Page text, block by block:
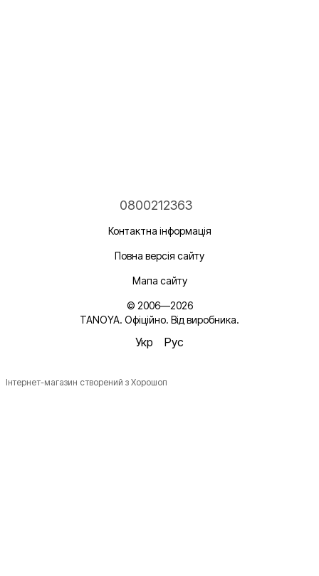
0800212363
Контактна інформація
Повна версія сайту
Мапа сайту
© 2006—2026
TANOYA. Офіційно. Від виробника.
Укр Рус
Інтернет-магазин створений з Хорошоп